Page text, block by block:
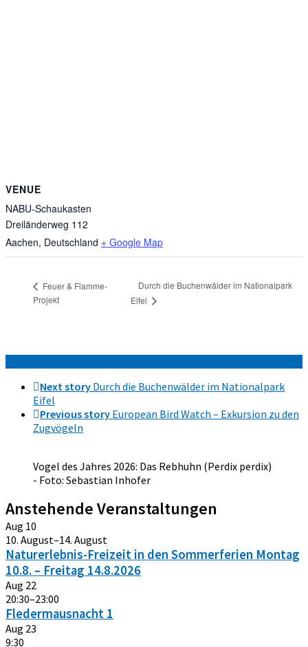
VENUE
NABU-Schaukasten
Dreiländerweg 112
Aachen, Deutschland + Google Map
Feuer & Flamme-
Projekt
Durch die Buchenwälder im Nationalpark
Eifel
Next story Durch die Buchenwälder im Nationalpark
Eifel
Previous story European Bird Watch – Exkursion zu den
Zugvögeln
Vogel des Jahres 2026: Das Rebhuhn (Perdix perdix)
- Foto: Sebastian Inhofer
Anstehende Veranstaltungen
Aug 10
10. August–14. August
Naturerlebnis-Freizeit in den Sommerferien Montag
10.8. – Freitag 14.8.2026
Aug 22
20:30–23:00
Fledermausnacht 1
Aug 23
9:30